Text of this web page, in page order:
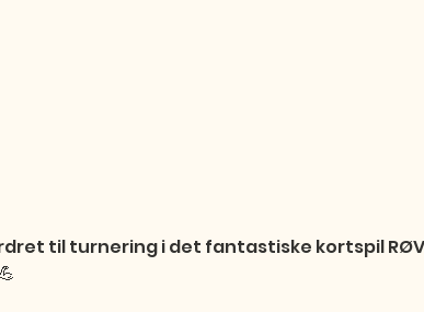
til turnering i det fantastiske kortspil